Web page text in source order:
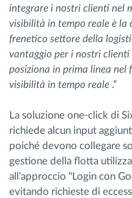
integrare i nostri clienti nel
visibilità in tempo reale è la
frenetico settore della
vantaggio per i nostri
posiziona in prima linea nel
visibilità in tempo reale .”
La soluzione one-click di
richiede alcun input
poiché devono collegare
gestione della flotta
all'approccio "Login con
evitando richieste di